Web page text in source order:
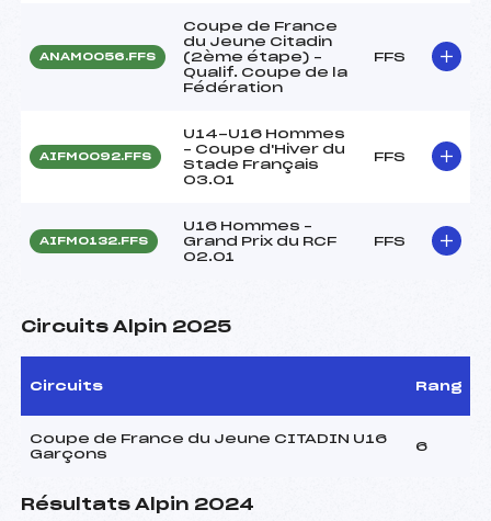
ANAM0056.FFS
Coupe de France
du Jeune Citadin
(2ème étape) –
Qualif. Coupe de la
Fédération
FFS
AIFM0092.FFS
U14-U16 Hommes
– Coupe d'Hiver du
Stade Français
03.01
FFS
AIFM0132.FFS
U16 Hommes –
Grand Prix du RCF
02.01
FFS
Circuits Alpin 2025
Circuits Rang
Coupe de France du Jeune CITADIN U16
Garçons
6
Résultats Alpin 2024